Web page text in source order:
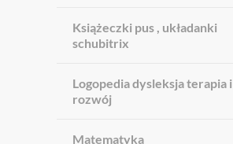
Książeczki pus , układanki
schubitrix
Logopedia dysleksja terapia i
rozwój
Matematyka